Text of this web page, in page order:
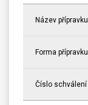
Název přípravku
Forma přípravku
Číslo schválení